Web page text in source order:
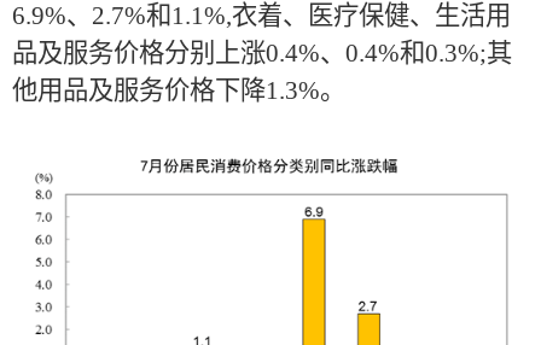
6.9%、2.7%和1.1%,衣着、医疗保健、生活用
品及服务价格分别上涨0.4%、0.4%和0.3%;其
他用品及服务价格下降1.3%。